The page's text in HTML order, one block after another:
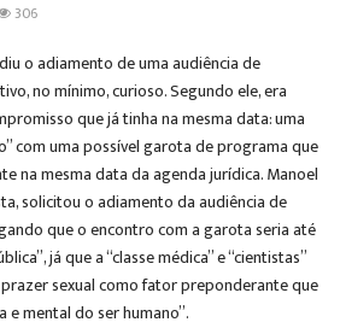
306
o adiamento de uma audiência de
no mínimo, curioso. Segundo ele, era
que já tinha na mesma data: uma
com uma possível garota de programa que
na mesma data da agenda jurídica. Manoel
solicitou o adiamento da audiência de
que o encontro com a garota seria até
já que a “classe médica” e “cientistas”
sexual como fator preponderante que
mental do ser humano”.